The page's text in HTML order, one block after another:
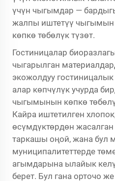
үчүн чыгымдар —
жалпы иштетүү чыгымын
көпкө төбөлүк түзөт.
Гостиницалар
чыгарылган
экожолдуу
алар көпчүлүк учурда
чыгымынын көпкө
Кайра иштетилген
өсүмдүктөрдөн
таркашы оңой, жана бул
муниципалитеттерде
агымдарына ылайык
берет. Бул гана орточо